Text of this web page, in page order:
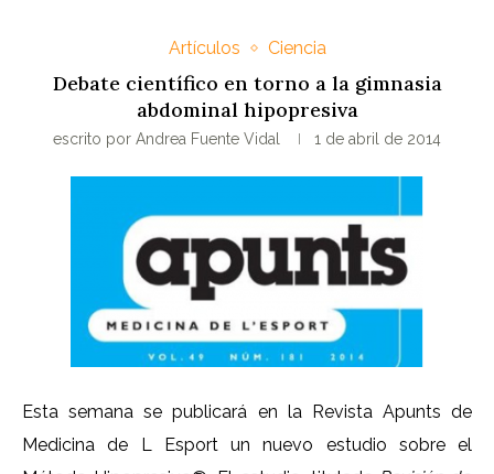
Artículos Ciencia
Debate científico en torno a la gimnasia
abdominal hipopresiva
escrito por Andrea Fuente Vidal 1 de abril de 2014
Esta semana se publicará en la Revista Apunts de
Medicina de L Esport un nuevo estudio sobre el